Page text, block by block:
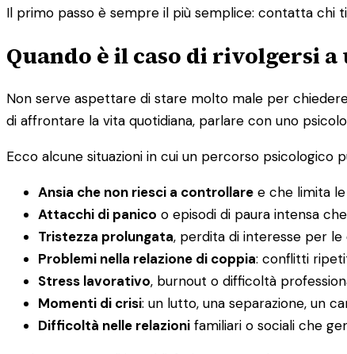
Il primo passo è sempre il più semplice: contatta chi
Quando è il caso di rivolgersi a
Non serve aspettare di stare molto male per
di affrontare la vita quotidiana, parlare con uno
Ecco alcune situazioni in cui un percorso psicologico
Ansia che non riesci a controllare e che limita
Attacchi di panico o episodi di paura intensa
Tristezza prolungata, perdita di interesse per
Problemi nella relazione di coppia: conflitti
Stress lavorativo, burnout o difficoltà
Momenti di crisi: un lutto, una separazione, un
Difficoltà nelle relazioni familiari o sociali che